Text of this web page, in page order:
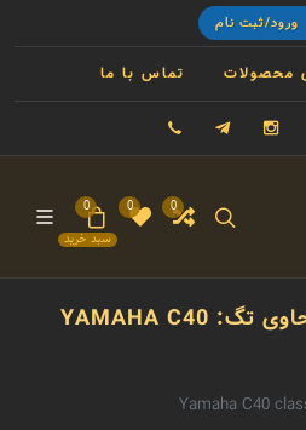
ورود/ثبت نام
محصولات تماس با ما
توییتر اینستاگرام تلگرام
0
0
سبد خرید
0
نوشته ها و محصولات حاوی تگ: YAMAHA C40